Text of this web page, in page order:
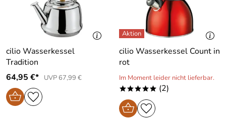
cilio Wasserkessel
Tradition
64,95 €*
UVP 67,99 €
cilio Wasserkessel Count in
rot
Im Moment leider nicht lieferbar.
***** (2)